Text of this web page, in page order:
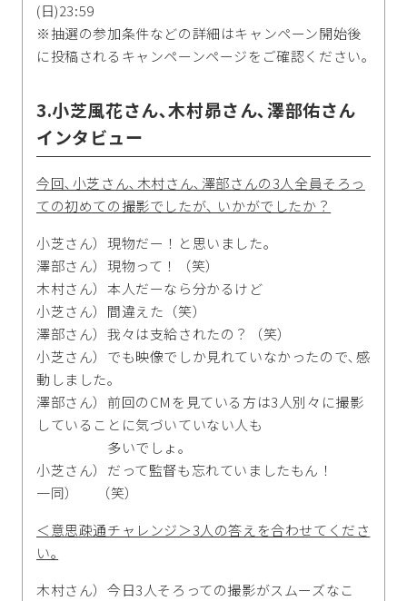
(日)23:59
※抽選の参加条件などの詳細はキャンペーン開始後
に投稿されるキャンペーンページをご確認ください｡
3.小芝風花さん､木村昴さん､澤部佑さん
インタビュー
今回､小芝さん､木村さん､澤部さんの3人全員そろっ
ての初めての撮影でしたが､ いかがでしたか？
小芝さん）現物だー！と思いました｡
澤部さん）現物って！（笑）
木村さん）本人だーなら分かるけど
小芝さん）間違えた（笑）
澤部さん）我々は支給されたの？（笑）
小芝さん）でも映像でしか見れていなかったので､感
動しました｡
澤部さん）前回のCMを見ている方は3人別々に撮影
していることに気づいていない人も
多いでしょ｡
小芝さん）だって監督も忘れていましたもん！
一同） （笑）
＜意思疎通チャレンジ＞3人の答えを合わせてくださ
い｡
木村さん）今日3人そろっての撮影がスムーズなこ